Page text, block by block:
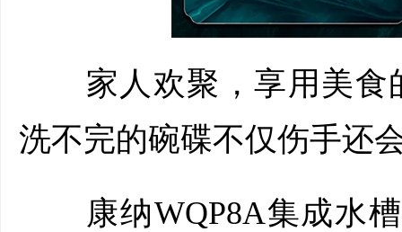
家人欢聚，享用美食
洗不完的碗碟不仅伤手还
康纳WQP8A集成水槽